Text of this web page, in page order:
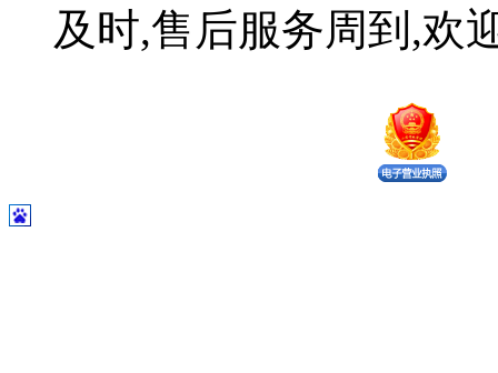
及时,售后服务周到,欢